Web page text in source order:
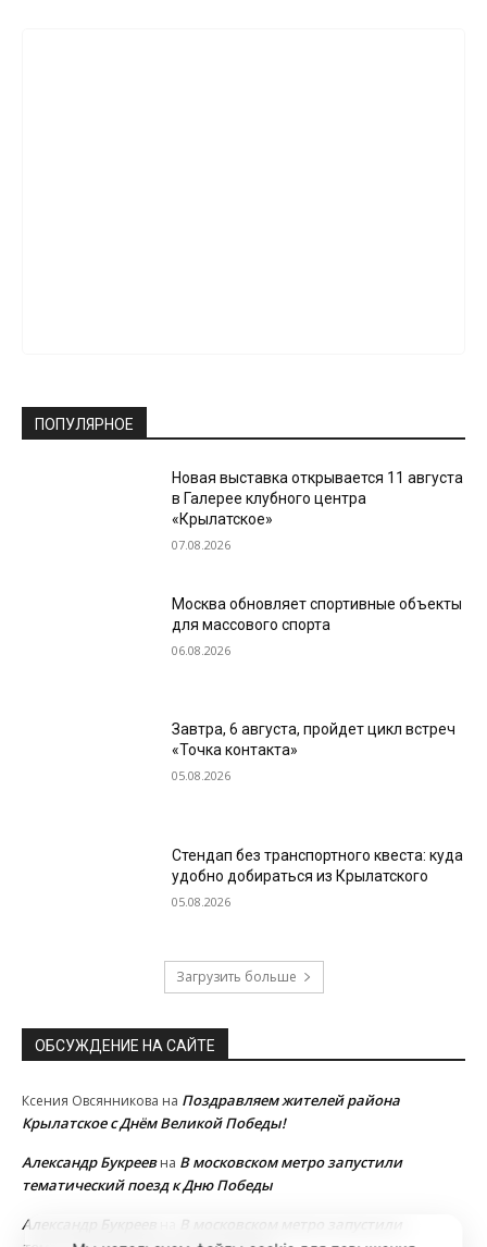
ПОПУЛЯРНОЕ
Новая выставка открывается 11 августа
в Галерее клубного центра
«Крылатское»
07.08.2026
Москва обновляет спортивные объекты
для массового спорта
06.08.2026
Завтра, 6 августа, пройдет цикл встреч
«Точка контакта»
05.08.2026
Стендап без транспортного квеста: куда
удобно добираться из Крылатского
05.08.2026
Загрузить больше
ОБСУЖДЕНИЕ НА САЙТЕ
Ксения Овсянникова на Поздравляем жителей района
Крылатское с Днём Великой Победы!
Александр Букреевна В московском метро запустили
тематический поезд к Дню Победы
Александр Букреев
В московском метро запустили